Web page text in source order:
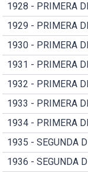
1928 - PRIMERA
1929 - PRIMERA
1930 - PRIMERA
1931 - PRIMERA
1932 - PRIMERA
1933 - PRIMERA
1934 - PRIMERA
1935 - SEGUNDA
1936 - SEGUNDA